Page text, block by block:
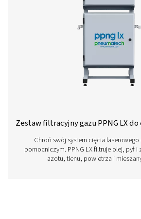
Precyzyjne mieszanie gazu
MX zapewnia stałą
optymalną wydajność i